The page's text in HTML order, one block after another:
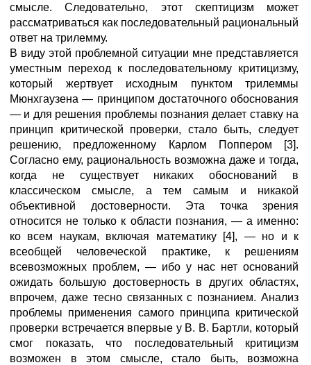
смысле. Следовательно, этот скептицизм может
рассматриваться как последовательный рациональный
ответ на трилемму.
В виду этой проблемной ситуации мне представляется
уместным переход к последовательному критицизму,
который жертвует исходным пунктом трилеммы
Мюнхгаузена — принципом достаточного обоснования
— и для решения проблемы познания делает ставку на
принцип критической проверки, стало быть, следует
решению, предложенному Карлом Поппером [3].
Согласно ему, рациональность возможна даже и тогда,
когда не существует никаких обоснований в
классическом смысле, а тем самым и никакой
объективной достоверности. Эта точка зрения
относится не только к области познания, — а именно:
ко всем наукам, включая математику [4], — но и к
всеобщей человеческой практике, к решениям
всевозможных проблем, — ибо у нас нет оснований
ожидать большую достоверность в других областях,
впрочем, даже тесно связанных с познанием. Анализ
проблемы применения самого принципа критической
проверки встречается впервые у В. В. Бартли, который
смог показать, что последовательный критицизм
возможен в этом смысле, стало быть, возможна